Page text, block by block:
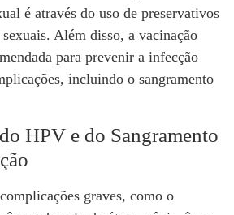
é através do uso de preservativos
Além disso, a vacinação
para prevenir a infecção
incluindo o sangramento
HPV e do Sangramento
graves, como o